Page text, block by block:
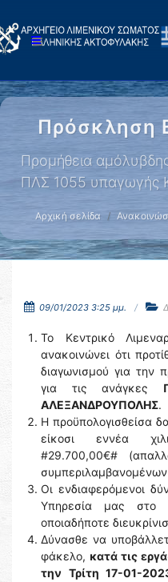
Πρόσκληση
Προμήθεια
ΠΛΣ 1055
Αρχική σελίδα
09/01/2023 3:25 μμ.
Το Κεντρικό
ανακοινώνει ότι
διαγωνισμού για την
για τις ανάγκες
ΑΛΕΞΑΝΔΡΟΥΠΟΛΗΣ.
Η προϋπολογισθείσα
είκοσι εννέα
#29.700,00€#
Οι ενδιαφερόμενοι
Υπηρεσία μας στο
οποιαδήποτε
Δύνασθε να
φάκελο, κατά τις
την Τρίτη 17-01-